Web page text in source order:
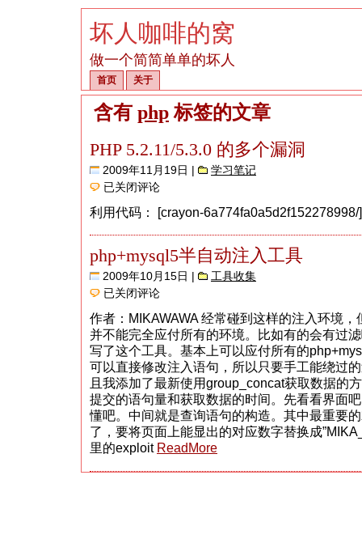
坏人咖啡的窝
做一个简简单单的坏人
首页 关于
含有 php标签的文章
PHP 5.2.11/5.3.0 的多个漏洞
2009年11月19日 | 学习笔记
PHP
5.2.11/5.3.0
多
洞
已关闭评论
利用代码： [crayon-
php+mysql5半自动注入工具
2009年10月15日 | 工具收集
php+mysql5
半
自
动
注
入
工
具
已关闭评论
作者：MIKAWAWA 经常碰到这样的注入环境
并不能完全应付所有的环境。比如有的会有过
写了这个工具。基本上可以应付所有的
可以直接修改注入语句，所以只要手工能绕过
且我添加了最新使用group_concat获取数据的
提交的语句量和获取数据的时间。先看看界面
懂吧。中间就是查询语句的构造。其中最重要
了，要将页面上能显出的对应数字替换成
里的exploit ReadMore